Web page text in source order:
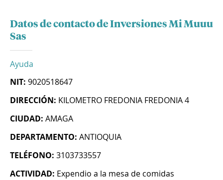
Datos de contacto de Inversiones Mi Muuu
Sas
Ayuda
NIT: 9020518647
DIRECCIÓN: KILOMETRO FREDONIA FREDONIA 4
CIUDAD: AMAGA
DEPARTAMENTO: ANTIOQUIA
TELÉFONO: 3103733557
ACTIVIDAD: Expendio a la mesa de comidas